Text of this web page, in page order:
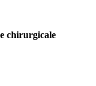
chirurgicale